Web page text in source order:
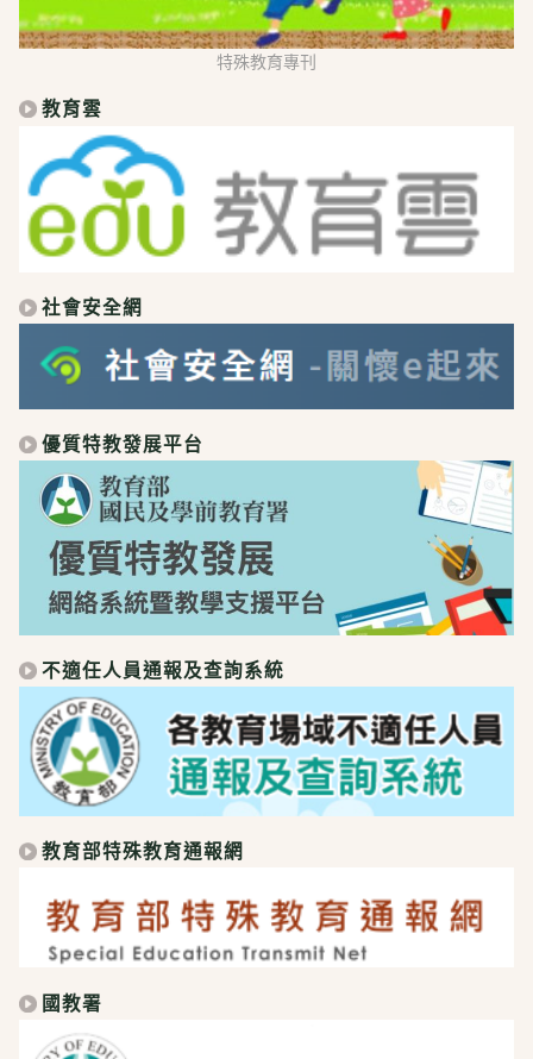
特殊教育專刊
教育雲
社會安全網
優質特教發展平台
不適任人員通報及查詢系統
教育部特殊教育通報網
國教署